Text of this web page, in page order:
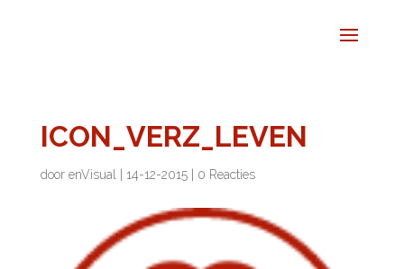
ICON_VERZ_LEVEN
door enVisual 14-12-2015| 0 Reacties